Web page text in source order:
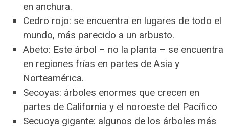
en anchura.
Cedro rojo: se encuentra en lugares de todo el
mundo, más parecido a un arbusto.
Abeto: Este árbol – no la planta – se encuentra
en regiones frías en partes de Asia y
Norteamérica.
Secoyas: árboles enormes que crecen en
partes de California y el noroeste del Pacífico
Secuoya gigante: algunos de los árboles más